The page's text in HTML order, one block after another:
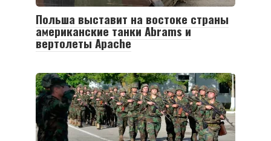
Польша выставит на востоке страны
американские танки Abrams и
вертолеты Apache